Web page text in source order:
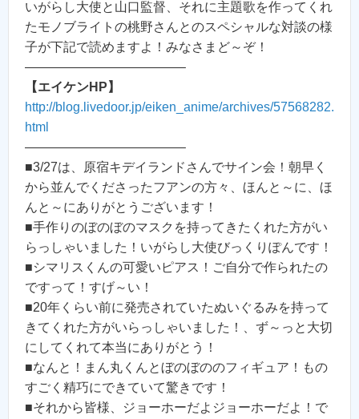
いがらし大使と山口監督、それに主題歌を作ってくれ
たモノブライトの桃野さんとのスペシャルな対談の様
子が下記で読めますよ！みなさまど～ぞ！
————————————–
【エイケンHP】
http://blog.livedoor.jp/eiken_anime/archives/57568282.
html
————————————–
■3/27は、原宿キデイランドさんでサイン会！朝早く
から並んでくださったフアンの方々、ほんと～に、ほ
んと～にありがとうございます！
■手作りのぼのぼのマスクを持ってきたくれた方がい
らっしゃいました！いがらし大使びっくりぽんです！
■シマリスくんの可愛いピアス！ご自分で作られたの
ですって！すげ～い！
■20年くらい前に発売されていたぬいぐるみを持って
きてくれた方がいらっしゃいました！、ず～っと大切
にしてくれて本当にありがとう！
■なんと！まん丸くんとぼのぼののフィギュア！もの
すごく精巧にできていて驚きです！
■それから皆様、ジョーホーだよジョーホーだよ！で